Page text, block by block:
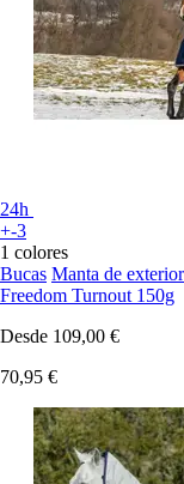
24h
+-3
1 colores
Bucas Manta de
Freedom Turnout 150g
Desde 109,00 €
70,95 €